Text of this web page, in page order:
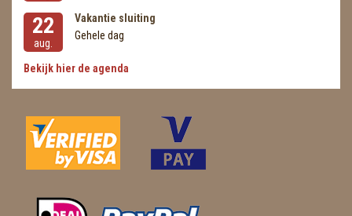
VLINDERS
WIEROOK, OLIE & TOEBEHOREN
22
aug.
Vakantie sluiting
Gehele dag
Bekijk hier de agenda